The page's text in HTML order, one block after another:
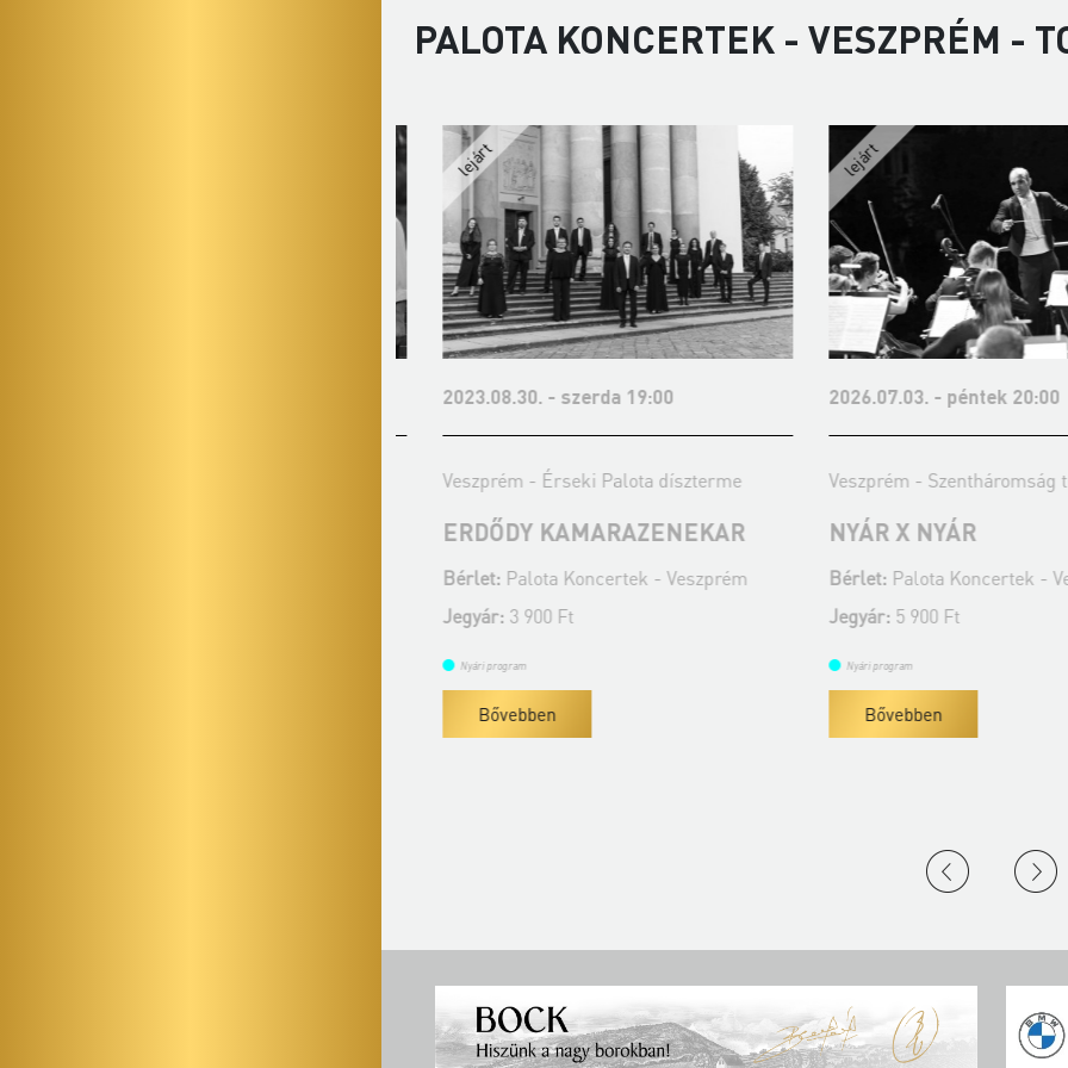
PALOTA KONCERTEK - VESZPRÉM -
2023.08.30. - szerda 19:00
Veszprém - Érseki Palota díszterme
ERDŐDY KAMARAZENEKAR
Bérlet:Palota Koncertek - Veszprém
Jegyár:3 900 Ft
Nyári program
Bővebben
2026.07.03. - péntek 20:00
Veszprém - Szentháromság tér
NYÁR X NYÁR
Bérlet:Palota Koncertek -
Jegyár:5 900 Ft
Nyári program
Bővebben